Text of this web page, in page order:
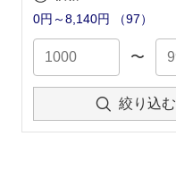
0円～8,140円
（97）
〜
絞り込む